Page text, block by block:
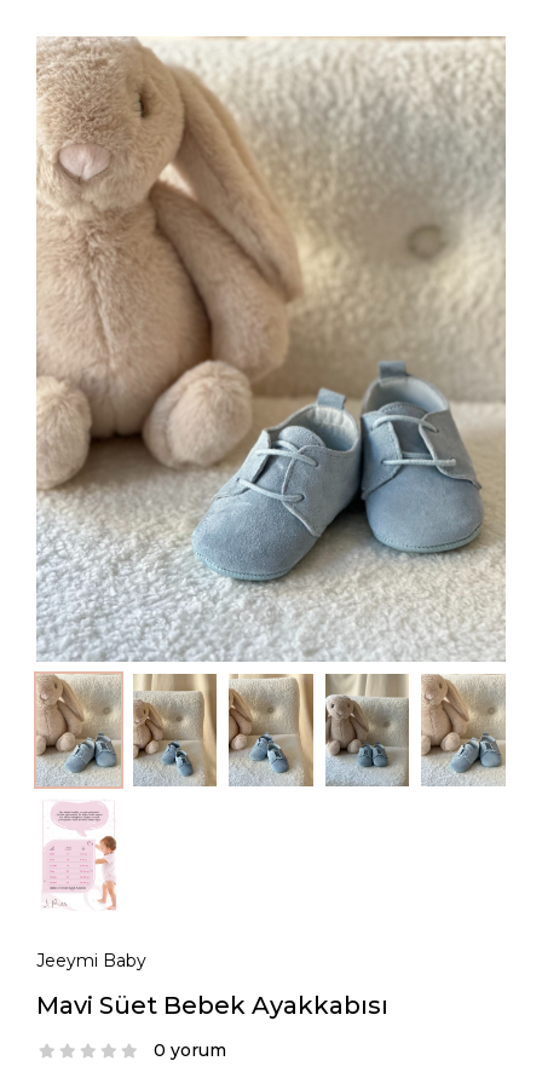
Jeeymi Baby
Mavi Süet Bebek Ayakkabısı
0 yorum